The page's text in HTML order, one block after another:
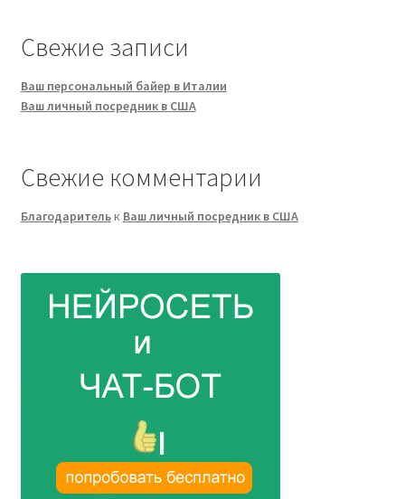
Свежие записи
Ваш персональный байер в Италии
Ваш личный посредник в США
Свежие комментарии
Благодарительк Ваш личный посредник в США